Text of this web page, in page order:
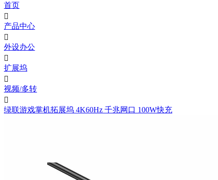
首页

产品中心

外设办公

扩展坞

视频/多转

绿联游戏掌机拓展坞 4K60Hz 千兆网口 100W快充